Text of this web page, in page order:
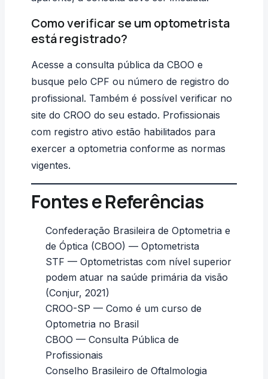
Como verificar se um optometrista
está registrado?
Acesse a consulta pública da CBOO e
busque pelo CPF ou número de registro do
profissional. Também é possível verificar no
site do CROO do seu estado. Profissionais
com registro ativo estão habilitados para
exercer a optometria conforme as normas
vigentes.
Fontes e Referências
Confederação Brasileira de Optometria e
de Óptica (CBOO) — Optometrista
STF — Optometristas com nível superior
podem atuar na saúde primária da visão
(Conjur, 2021)
CROO-SP — Como é um curso de
Optometria no Brasil
CBOO — Consulta Pública de
Profissionais
Conselho Brasileiro de Oftalmologia